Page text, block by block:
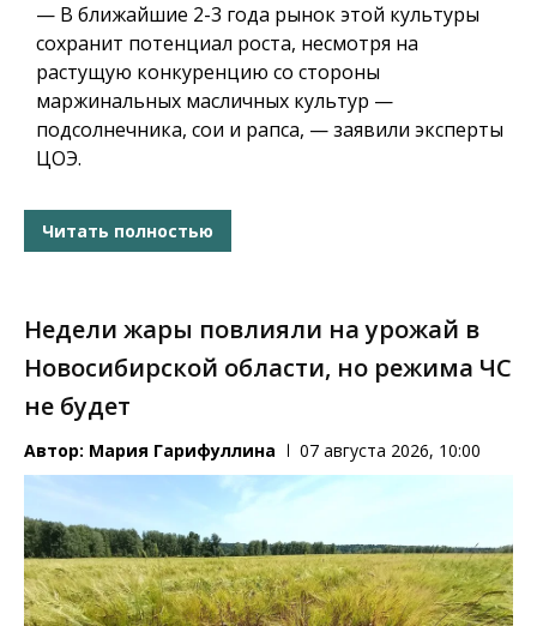
— В ближайшие 2-3 года рынок этой культуры
сохранит потенциал роста, несмотря на
растущую конкуренцию со стороны
маржинальных масличных культур —
подсолнечника, сои и рапса, — заявили эксперты
ЦОЭ.
Читать полностью
Недели жары повлияли на урожай в
Новосибирской области, но режима ЧС
не будет
Автор: Мария Гарифуллина 07 августа 2026, 10:00